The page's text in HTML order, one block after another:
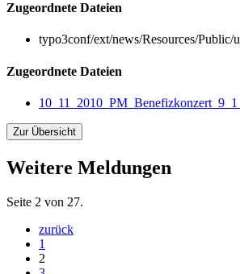
Zugeordnete Dateien
typo3conf/ext/news/Resources/Public/
Zugeordnete Dateien
Zur Übersicht
Weitere Meldungen
Seite 2 von 27.
zurück
1
2